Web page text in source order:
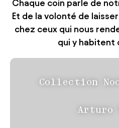
Chaque coin parle de
Et de la volonté de
chez ceux qui nous
qui y habitent
Collection
Arturo